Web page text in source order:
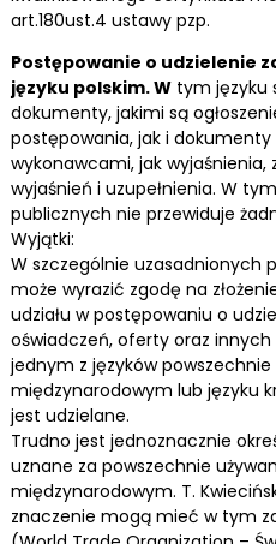
art.180ust.4 ustawy pzp.
Postępowanie o udzielenie
języku polskim. Wtym języku
dokumenty, jakimi są
postępowania, jak i
wykonawcami, jak wyjaśnienia,
wyjaśnień i uzupełnienia. W
publicznych nie przewiduje
Wyjątki:
W szczególnie uzasadnionych
może wyrazić zgodę na
udziału w postępowaniu o
oświadczeń, oferty oraz
jednym z języków
międzynarodowym lub języku
jest udzielane.
Trudno jest jednoznacznie
uznane za powszechnie
międzynarodowym. T.
znaczenie mogą mieć w tym